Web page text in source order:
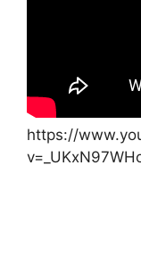
https://